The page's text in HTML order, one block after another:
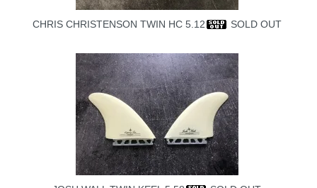
CHRIS CHRISTENSON TWIN HC 5.12 SOLD OUT